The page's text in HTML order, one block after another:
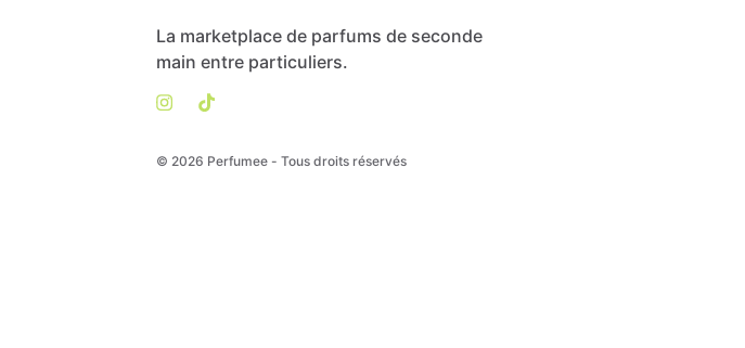
La marketplace de parfums de seconde
main entre particuliers.
© 2026 Perfumee - Tous droits réservés